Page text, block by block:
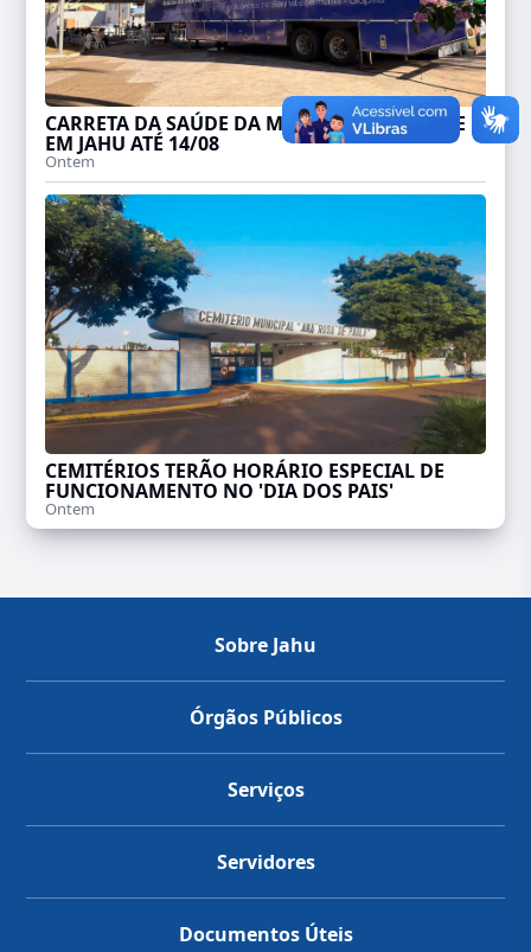
CARRETA DA SAÚDE DA MULHER PERMANECE
EM JAHU ATÉ 14/08
Ontem
CEMITÉRIOS TERÃO HORÁRIO ESPECIAL DE
FUNCIONAMENTO NO 'DIA DOS PAIS'
Ontem
Sobre Jahu
Órgãos Públicos
Serviços
Servidores
Documentos Úteis